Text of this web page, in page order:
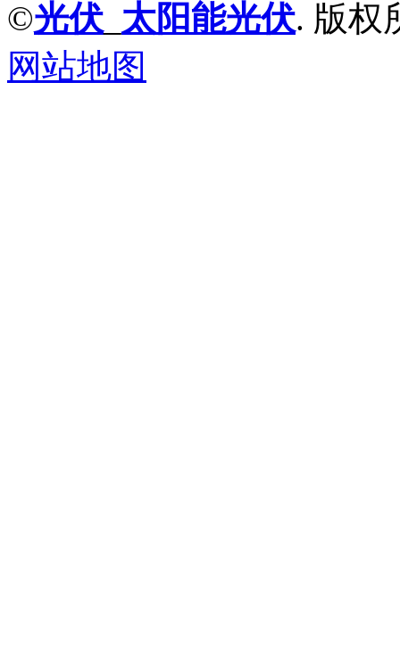
©光伏 太阳能光伏. 版权
网站地图